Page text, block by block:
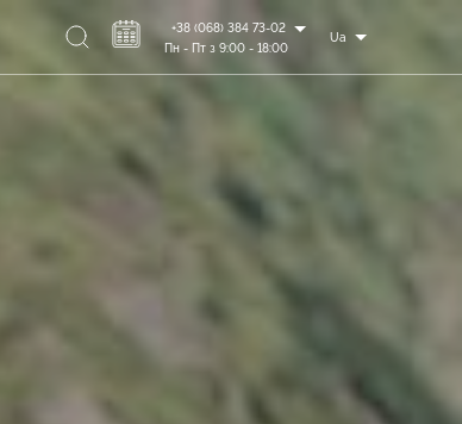
+38 (068) 384 73-02
Пн - Пт з 9:00 - 18:00
Ua